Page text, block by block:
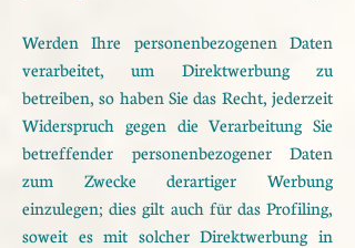
Werden Ihre personenbezogenen Daten
verarbeitet, um Direktwerbung zu
betreiben, so haben Sie das Recht, jederzeit
Widerspruch gegen die Verarbeitung Sie
betreffender personenbezogener Daten
zum Zwecke derartiger Werbung
einzulegen; dies gilt auch für das Profiling,
soweit es mit solcher Direktwerbung in